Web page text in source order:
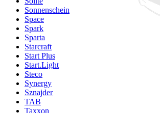
Sonnenschein
Space
Spark
Sparta
Starcraft
Start Plus
Start.Light
Steco
Synergy
Sznajder
TAB
Taxxon